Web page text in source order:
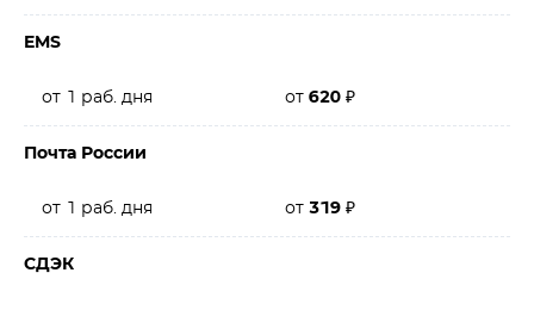
EMS
от 1 раб. дня от 620 ₽
Почта России
от 1 раб. дня от 319 ₽
СДЭК